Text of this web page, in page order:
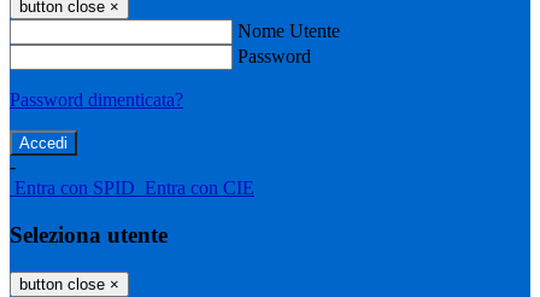
button close ×
Nome Utente
Password
Password dimenticata?
-
Entra con SPID Entra con CIE
Seleziona utente
button close ×